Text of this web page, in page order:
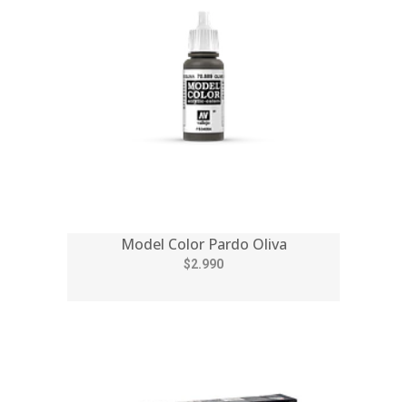
Model Color Pardo Oliva
$2.990